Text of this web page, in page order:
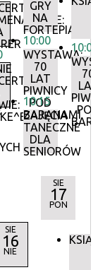
GRY
NA
FORTEPIANIE
10:00
WYSTAWA:
70
LAT
PIWNICY
POD
BARANAMI
10:15
ZAJĘCIA
TANECZNE
DLA
SENIORÓW
10:00
70
LAT
SIE
16
NIE
SIE
17
PON